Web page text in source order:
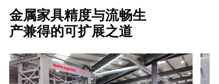
金属家具精度与流畅生
产兼得的可扩展之道